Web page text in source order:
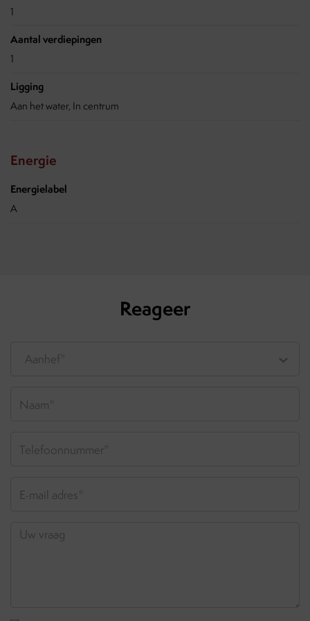
1
Aantal verdiepingen
1
Ligging
Aan het water, In centrum
Energie
Energielabel
A
Reageer
Aanhef*